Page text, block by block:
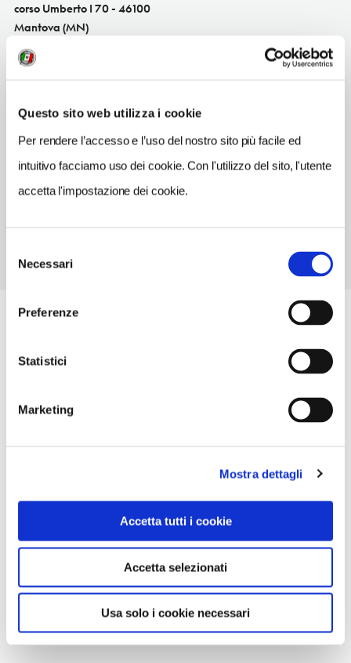
Questo sito web utilizza i cookie
Per rendere l’accesso e l’uso del nostro sito più facile ed
intuitivo facciamo uso dei cookie. Con l'utilizzo del sito, l'utente
accetta l'impostazione dei cookie.
delNecessari
Preferenze
Statistici
Marketing
Mostra dettagli
Accetta tutti i cookie
Accetta selezionati
Usa solo i cookie necessari
corso Umberto I 70 - 46100
Mantova (MN)
Lombardia IT
luca.testoni.bertolini@gmail.com
0376321207